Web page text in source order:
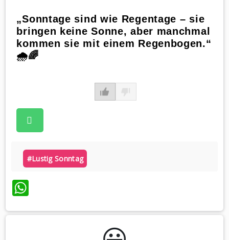
„Sonntage sind wie Regentage – sie
bringen keine Sonne, aber manchmal
kommen sie mit einem Regenbogen.“
🌧️🌈
#lustig Sonntag
WhatsApp